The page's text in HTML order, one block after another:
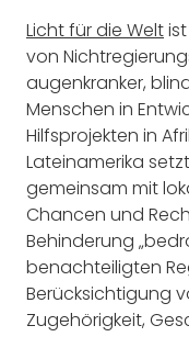
Licht für die Welt
von
augenkranker,
Menschen in
Hilfsprojekten in
Lateinamerika
gemeinsam mit
Chancen und
Behinderung
benachteiligten
Berücksichtigung
Zugehörigkeit,